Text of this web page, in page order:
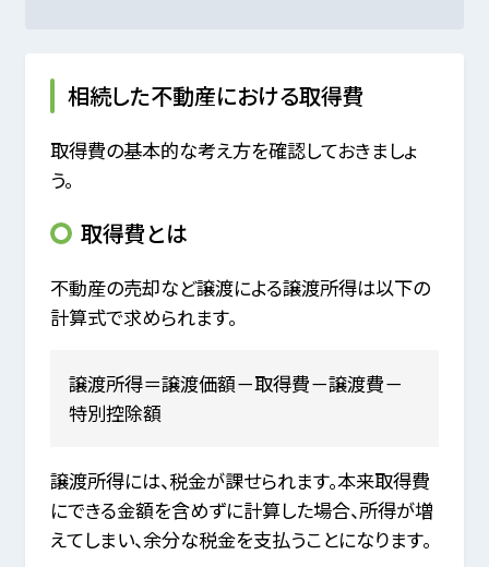
相続した不動産における取得費
取得費の基本的な考え方を確認しておきましょ
う。
取得費とは
不動産の売却など譲渡による譲渡所得は以下の
計算式で求められます。
譲渡所得＝譲渡価額－取得費－譲渡費－
特別控除額
譲渡所得には、税金が課せられます。本来取得費
にできる金額を含めずに計算した場合、所得が増
えてしまい、余分な税金を支払うことになります。